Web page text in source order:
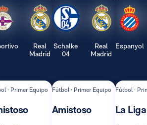
Real
Madrid
· Primer Equipo
Schalke
04
Real
Madrid
Fútbol · Primer Equipo
Amistoso
Espanyol
Fútbol ·
La Liga